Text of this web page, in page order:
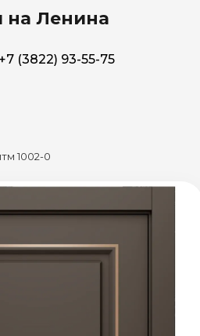
на Ленина
+7 (3822) 93-55-75
1002-0